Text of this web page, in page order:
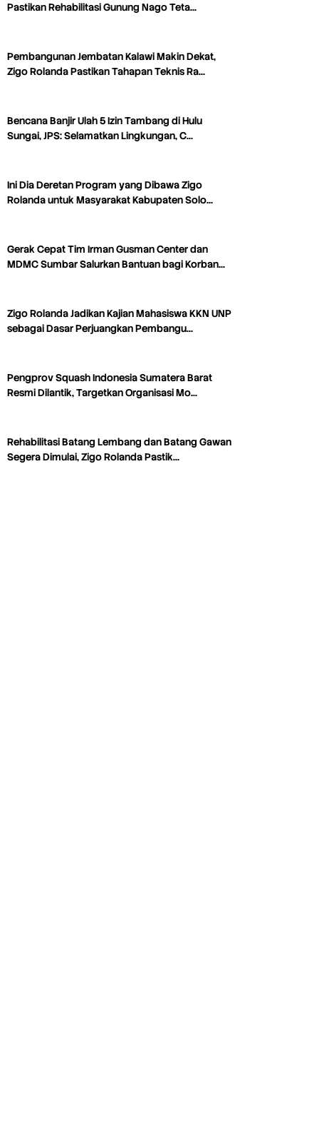
Pastikan Rehabilitasi Gunung Nago Teta…
Pembangunan Jembatan Kalawi Makin Dekat,
Zigo Rolanda Pastikan Tahapan Teknis Ra…
Bencana Banjir Ulah 5 Izin Tambang di Hulu
Sungai, JPS: Selamatkan Lingkungan, C…
Ini Dia Deretan Program yang Dibawa Zigo
Rolanda untuk Masyarakat Kabupaten Solo…
Gerak Cepat Tim Irman Gusman Center dan
MDMC Sumbar Salurkan Bantuan bagi Korban…
Zigo Rolanda Jadikan Kajian Mahasiswa KKN UNP
sebagai Dasar Perjuangkan Pembangu…
Pengprov Squash Indonesia Sumatera Barat
Resmi Dilantik, Targetkan Organisasi Mo…
Rehabilitasi Batang Lembang dan Batang Gawan
Segera Dimulai, Zigo Rolanda Pastik…